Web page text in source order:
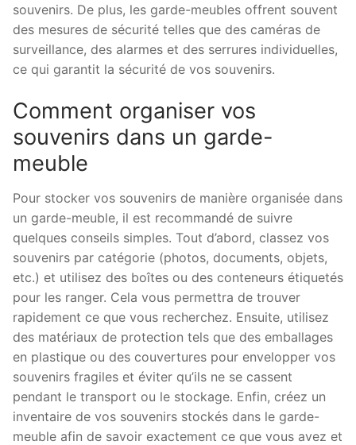
souvenirs. De plus, les garde-meubles offrent souvent
des mesures de sécurité telles que des caméras de
surveillance, des alarmes et des serrures individuelles,
ce qui garantit la sécurité de vos souvenirs.
Comment organiser vos
souvenirs dans un garde-
meuble
Pour stocker vos souvenirs de manière organisée dans
un garde-meuble, il est recommandé de suivre
quelques conseils simples. Tout d’abord, classez vos
souvenirs par catégorie (photos, documents, objets,
etc.) et utilisez des boîtes ou des conteneurs étiquetés
pour les ranger. Cela vous permettra de trouver
rapidement ce que vous recherchez. Ensuite, utilisez
des matériaux de protection tels que des emballages
en plastique ou des couvertures pour envelopper vos
souvenirs fragiles et éviter qu’ils ne se cassent
pendant le transport ou le stockage. Enfin, créez un
inventaire de vos souvenirs stockés dans le garde-
meuble afin de savoir exactement ce que vous avez et